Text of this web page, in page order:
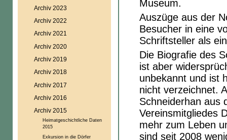
Museum.
Auszüge aus der
Besucher in eine
Schriftsteller als
Die Biografie des
ist aber
unbekannt und ist
nicht verzeichnet.
Schneiderhan aus
Vereinsmitgliedes
mehr zum Leben
sind seit 2008
Archiv 2023
Archiv 2022
Archiv 2021
Archiv 2020
Archiv 2019
Archiv 2018
Archiv 2017
Archiv 2016
Archiv 2015
Heimatgeschichtliche Daten
2015
Exkursion in die Dörfer